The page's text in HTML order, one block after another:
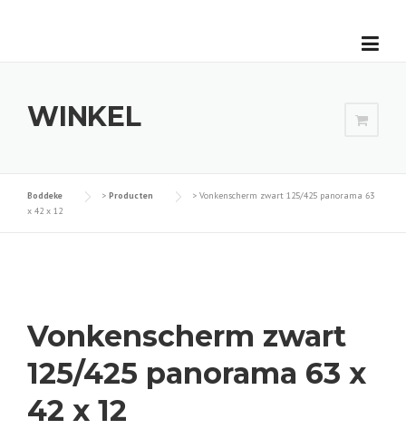
WINKEL
Boddeke > Producten > Vonkenscherm zwart 125/425 panorama 63
x 42 x 12
Vonkenscherm zwart
125/425 panorama 63 x
42 x 12